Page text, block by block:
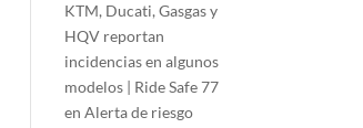
KTM, Ducati, Gasgas y
HQV reportan
incidencias en algunos
modelos | Ride Safe 77
enAlerta de riesgo